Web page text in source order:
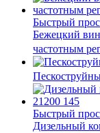
Быстрый
Бежецкий
частотным
Быстрый
Дизельный